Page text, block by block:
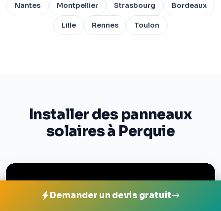
Installer des panneaux
solaires à Perquie
Nantes Montpellier Strasbourg Bordeaux
Lille Rennes Toulon
Demander un devis gratuit